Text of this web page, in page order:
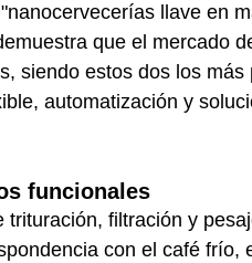
llave en
que el mercado
siendo estos dos los
automatización y
funcionales
filtración y
con el café frío,